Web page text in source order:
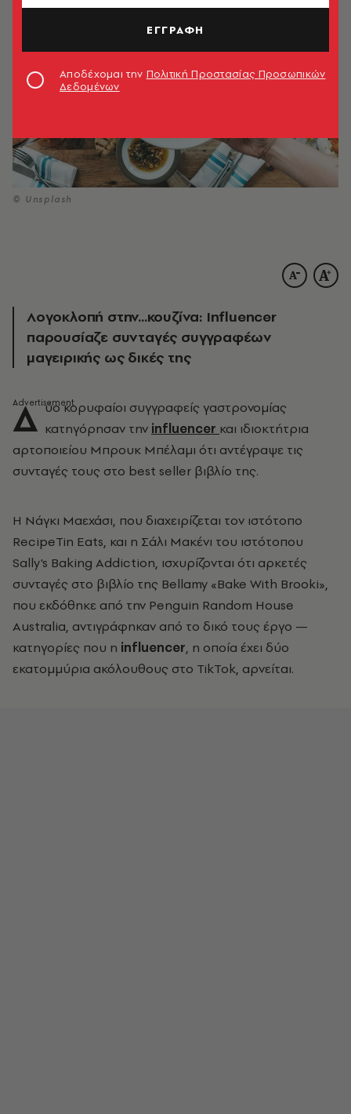
© Unsplash
Λογοκλοπή στην...κουζίνα: Influencer
παρουσίαζε συνταγές συγγραφέων
μαγειρικής ως δικές της
Δ ύο κορυφαίοι συγγραφείς γαστρονομίας
κατηγόρησαν την influencer και ιδιοκτήτρια
αρτοποιείου Μπρουκ Μπέλαμι ότι αντέγραψε τις
συνταγές τους στο best seller βιβλίο της.
Η Νάγκι Μαεχάσι, που διαχειρίζεται τον ιστότοπο
RecipeTin Eats, και η Σάλι Μακένι του ιστότοπου
Sally's Baking Addiction, ισχυρίζονται ότι αρκετές
συνταγές στο βιβλίο της Bellamy «Bake With Brooki»,
που εκδόθηκε από την Penguin Random House
Australia, αντιγράφηκαν από το δικό τους έργο —
κατηγορίες που η influencer, η οποία έχει δύο
εκατομμύρια ακόλουθους στο TikTok, αρνείται.
ΕΓΓΡΑΦΗ
Αποδέχομαι την Πολιτική Προστασίας Προσωπικών
Δεδομένων